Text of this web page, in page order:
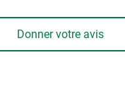
Donner votre avis